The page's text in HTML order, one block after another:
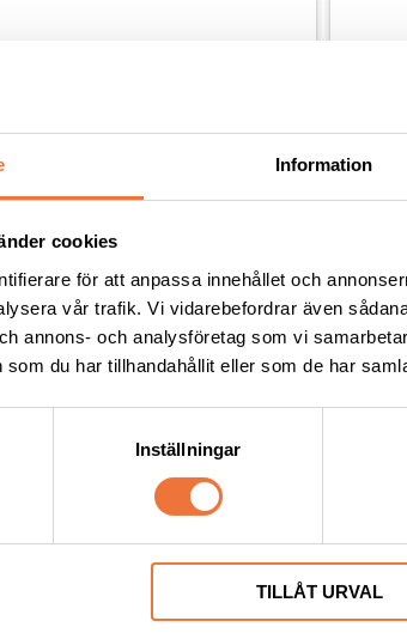
Information
cookies
för att anpassa innehållet och
vår trafik. Vi vidarebefordrar även
annons- och analysföretag som vi
som du har tillhandahållit eller som de har
Inställningar
TILLÅT URVAL
Cheetah Starlite böjd sax - 8,5
- längd ca 22 cm För
1 199
Andra köpte